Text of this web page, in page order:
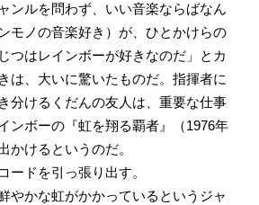
ンルを問わず、いい音楽ならばなん
モノの音楽好き）が、ひとかけらの
つはレインボーが好きなのだ」とカ
は、大いに驚いたものだ。指揮者に
分けるくだんの友人は、重要な仕事
ンボーの『虹を翔る覇者』（1976年
かけるというのだ。
ドを引っ張り出す。
やかな虹がかかっているというジャ